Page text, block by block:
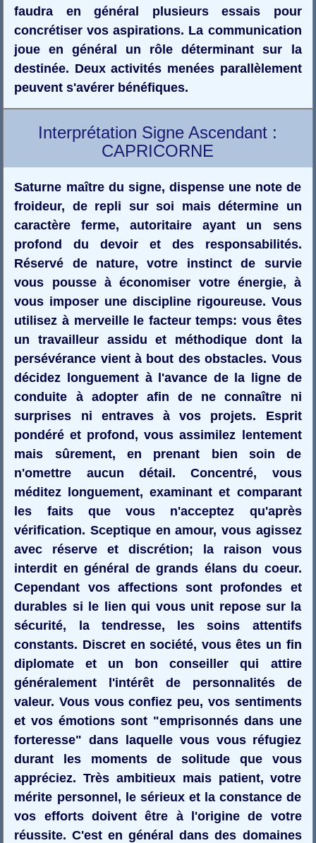
faudra en général plusieurs essais pour
concrétiser vos aspirations. La communication
joue en général un rôle déterminant sur la
destinée. Deux activités menées parallèlement
peuvent s'avérer bénéfiques.
Interprétation Signe Ascendant :
CAPRICORNE
Saturne maître du signe, dispense une note de
froideur, de repli sur soi mais détermine un
caractère ferme, autoritaire ayant un sens
profond du devoir et des responsabilités.
Réservé de nature, votre instinct de survie
vous pousse à économiser votre énergie, à
vous imposer une discipline rigoureuse. Vous
utilisez à merveille le facteur temps: vous êtes
un travailleur assidu et méthodique dont la
persévérance vient à bout des obstacles. Vous
décidez longuement à l'avance de la ligne de
conduite à adopter afin de ne connaître ni
surprises ni entraves à vos projets. Esprit
pondéré et profond, vous assimilez lentement
mais sûrement, en prenant bien soin de
n'omettre aucun détail. Concentré, vous
méditez longuement, examinant et comparant
les faits que vous n'acceptez qu'après
vérification. Sceptique en amour, vous agissez
avec réserve et discrétion; la raison vous
interdit en général de grands élans du coeur.
Cependant vos affections sont profondes et
durables si le lien qui vous unit repose sur la
sécurité, la tendresse, les soins attentifs
constants. Discret en société, vous êtes un fin
diplomate et un bon conseiller qui attire
généralement l'intérêt de personnalités de
valeur. Vous vous confiez peu, vos sentiments
et vos émotions sont "emprisonnés dans une
forteresse" dans laquelle vous vous réfugiez
durant les moments de solitude que vous
appréciez. Très ambitieux mais patient, votre
mérite personnel, le sérieux et la constance de
vos efforts doivent être à l'origine de votre
réussite. C'est en général dans des domaines